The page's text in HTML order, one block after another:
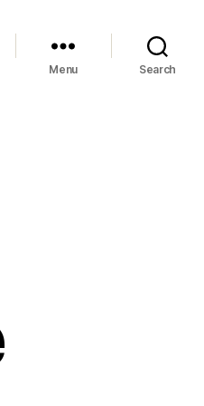
Menu Search